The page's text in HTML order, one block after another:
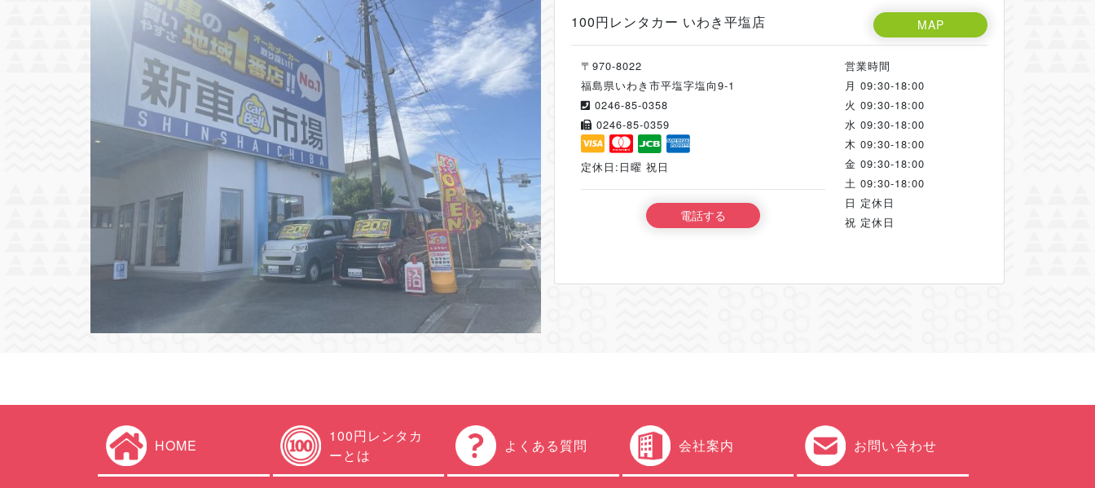
100円レンタカー いわき平塩店 MAP
〒970-8022
福島県いわき市平塩字塩向9-1
0246-85-0358
0246-85-0359
定休日:日曜 祝日
電話する
営業時間
月 09:30-18:00
火 09:30-18:00
水 09:30-18:00
木 09:30-18:00
金 09:30-18:00
土 09:30-18:00
日 定休日
祝 定休日
HOME
100円レンタカ
ーとは
よくある質問 会社案内 お問い合わせ